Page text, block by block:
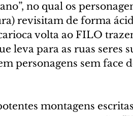
no qual os
revisitam de forma
volta ao FILO
leva para as ruas seres
personagens sem face
montagens